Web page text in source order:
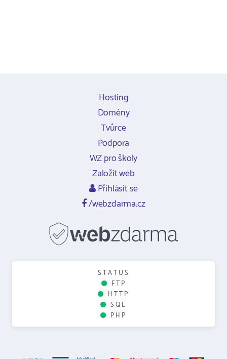
Hosting
Domény
Tvůrce
Podpora
WZ pro školy
Založit web
Přihlásit se
/webzdarma.cz
STATUS
FTP
HTTP
SQL
PHP